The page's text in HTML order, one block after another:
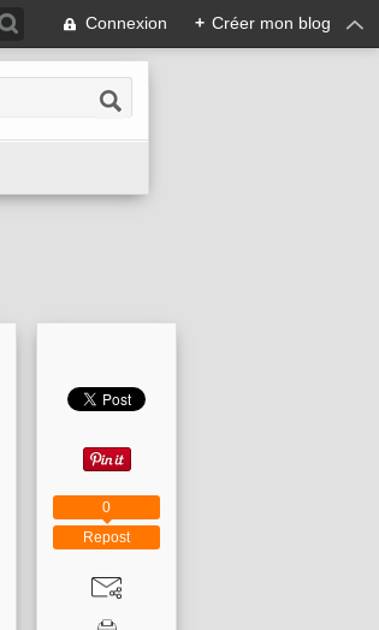
Connexion + Créer mon blog
Repost
0